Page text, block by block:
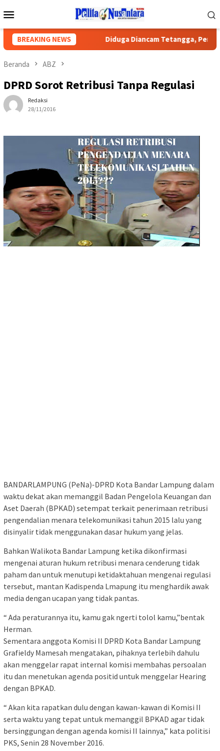
ke
Mobile
BREAKING NEWS
Publik Diduga Diancam Tetangga, Pengurus
Beranda ABZ
DPRD Sorot Retribusi Tanpa Regulasi
Redaksi
28/11/2016
BANDARLAMPUNG (PeNa)-DPRD Kota Bandar Lampung dalam
waktu dekat akan memanggil Badan Pengelola Keuangan dan
Aset Daerah (BPKAD) setempat terkait penerimaan retribusi
pengendalian menara telekomunikasi tahun 2015 lalu yang
disinyalir tidak menggunakan dasar hukum yang jelas.
Bahkan Walikota Bandar Lampung ketika dikonfirmasi
mengenai aturan hukum retribusi menara cenderung tidak
paham dan untuk menutupi ketidaktahuan mengenai regulasi
tersebut, mantan Kadispenda Lmapung itu menghardik awak
media dengan ucapan yang tidak pantas.
“ Ada peraturannya itu, kamu gak ngerti tolol kamu,”bentak
Herman.
Sementara anggota Komisi II DPRD Kota Bandar Lampung
Grafieldy Mamesah mengatakan, pihaknya terlebih dahulu
akan menggelar rapat internal komisi membahas persoalan
itu dan menetukan agenda positid untuk menggelar Hearing
dengan BPKAD.
“ Akan kita rapatkan dulu dengan kawan-kawan di Komisi II
serta waktu yang tepat untuk memanggil BPKAD agar tidak
bersinggungan dengan agenda komisi II lainnya,” kata politisi
PKS, Senin 28 November 2016.